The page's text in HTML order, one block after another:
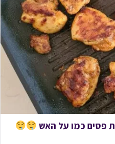
פסים כמו על האש